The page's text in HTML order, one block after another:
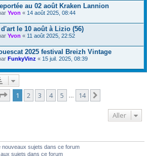
au 02 août Kraken Lannion
Yvon « 14 août 2025, 08:44
le 10 août à Lizio (56)
Yvon « 11 août 2025, 22:52
2025 festival Breizh Vintage
FunkyVinz « 15 juil. 2025, 08:39
Page 1sur
1 2 3 4 5 14
Aller
nouveaux sujets dans ce forum
sujets dans ce forum